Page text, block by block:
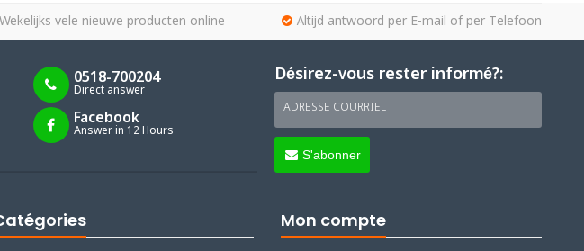
Wekelijks vele nieuwe producten online Altijd antwoord per E-mail of per Telefoon
0518-700204
Direct answer
Facebook
Answer in 12 Hours
Désirez-vous rester informé?:
ADRESSE COURRIEL
S'abonner
Mon compte